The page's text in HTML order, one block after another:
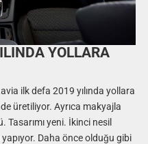
YOLLARA
ilk defa 2019 yılında yollara
üretiliyor. Ayrıca makyajla
Tasarımı yeni. İkinci nesil
Daha önce olduğu gibi